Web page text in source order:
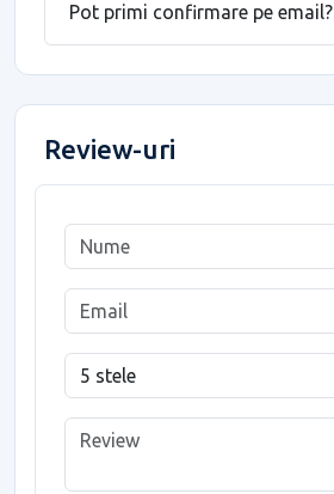
Pot primi confirmare pe email?
Review-uri